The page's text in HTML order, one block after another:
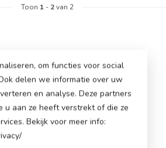
Toon 1 - 2van 2
om functies voor social
delen we informatie over uw
en analyse. Deze partners
u aan ze heeft verstrekt of die ze
Bekijk voor meer info: